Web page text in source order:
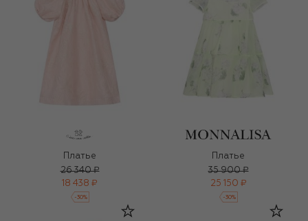
Платье
26 340 ₽
18 438 ₽
-30%
Платье
35 900 ₽
25 150 ₽
-30%